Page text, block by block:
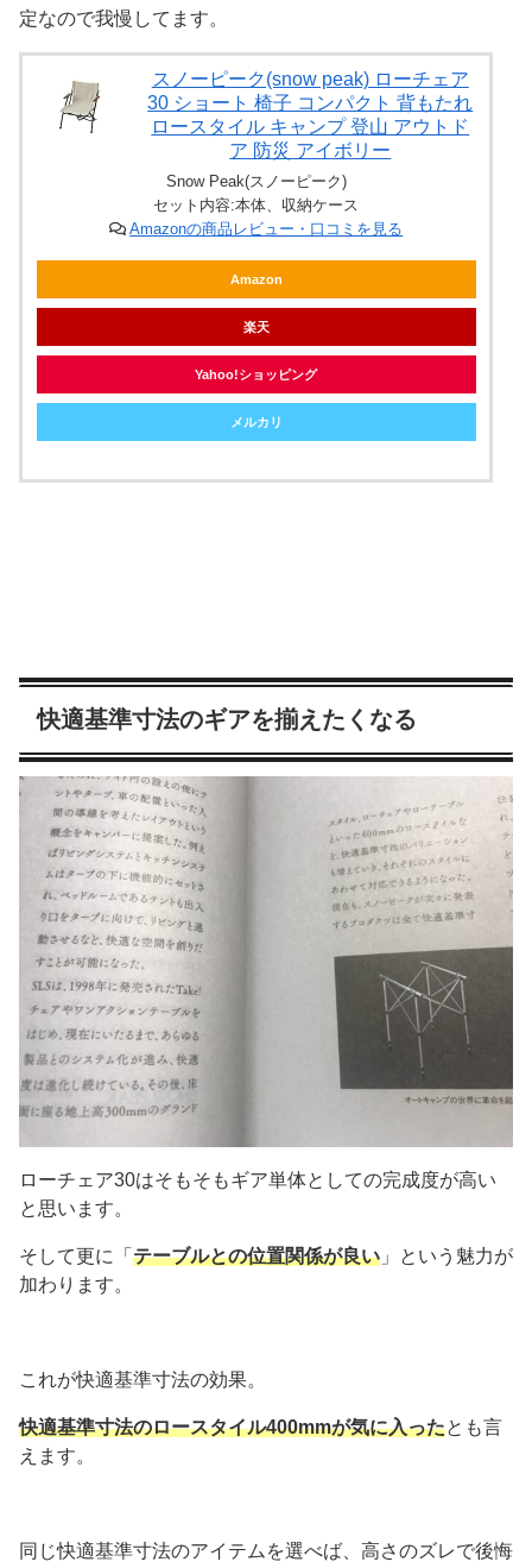
定なので我慢してます。
スノーピーク(snow peak) ローチェア
30 ショート 椅子 コンパクト 背もたれ
ロースタイル キャンプ 登山 アウトド
ア 防災 アイボリー
Snow Peak(スノーピーク)
セット内容:本体、収納ケース
Amazonの商品レビュー・口コミを見る
Amazon
楽天
Yahoo!ショッピング
メルカリ
快適基準寸法のギアを揃えたくなる
ローチェア30はそもそもギア単体としての完成度が高い
と思います。
そして更に「 テーブルとの位置関係が良い 」という魅力が
加わります。
これが快適基準寸法の効果。
快適基準寸法のロースタイル400mmが気に入ったとも言
えます。
同じ快適基準寸法のアイテムを選べば、高さのズレで後悔